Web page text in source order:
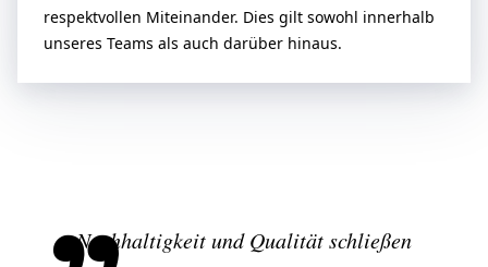
respektvollen Miteinander. Dies gilt sowohl innerhalb
unseres Teams als auch darüber hinaus.
Nachhaltigkeit und Qualität schließen